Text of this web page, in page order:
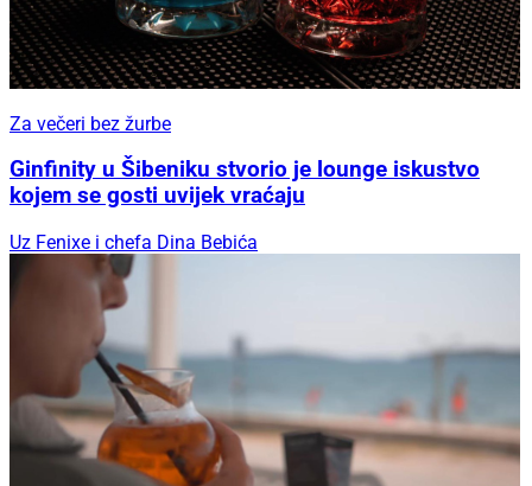
Za večeri bez žurbe
Ginfinity u Šibeniku stvorio je lounge iskustvo
kojem se gosti uvijek vraćaju
Uz Fenixe i chefa Dina Bebića